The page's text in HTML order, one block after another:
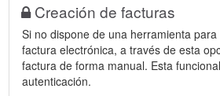
Creación de facturas
Si no dispone de una herramienta
factura electrónica, a través de esta
factura de forma manual. Esta
autenticación.